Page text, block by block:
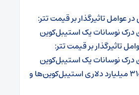
درعوامل تاثیرگذار بر قیمت تتر:
درک نوسانات یک استیبل‌کوین
تاثیرگذار بر قیمت تتر:
درک نوسانات یک استیبل‌کوین
بازار ۳۱۰ میلیارد دلاری استیبل‌کوین‌ها و